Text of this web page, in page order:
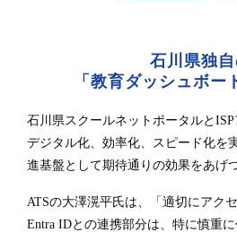
石川県独
「教育ダッシュボー
石川県スクールネットポータルと
デジタル化、効率化、スピード化を
進基盤として期待通りの効果をあげ
ATSの大澤滉平氏は、「適切にアク
Entra IDとの連携部分は、特に慎重